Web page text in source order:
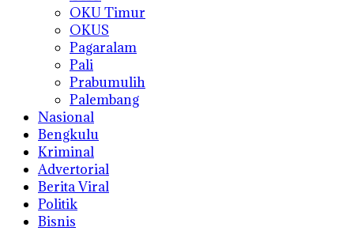
OKU Timur
OKUS
Pagaralam
Pali
Prabumulih
Palembang
Nasional
Bengkulu
Kriminal
Advertorial
Berita Viral
Politik
Bisnis